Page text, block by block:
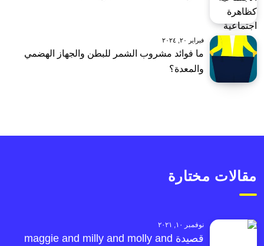
فبراير ٢٠, ٢٠٢٤
ما فوائد مشروب الشمر للبطن والجهاز الهضمي
والمعدة؟
مقالات مختارة
نوفمبر ١٠, ٢٠٢١
قصيدة maggie and milly and molly and